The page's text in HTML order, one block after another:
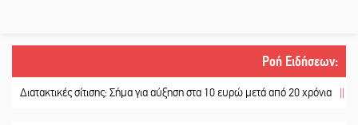
Ροή Ειδήσεων:
σίτισης: Σήμα για αύξηση στα 10 ευρώ μετά από 20 χρόνια || «Για